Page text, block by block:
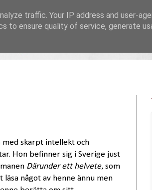
skarpt intellekt och
Hon befinner sig i Sverige just
Därunder ett helvete, som
något av henne ännu men
traffic. Your IP address and user-
to ensure quality of service, generate